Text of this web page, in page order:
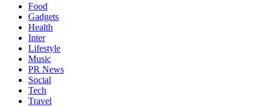
Food
Gadgets
Health
Inter
Lifestyle
Music
PR News
Social
Tech
Travel